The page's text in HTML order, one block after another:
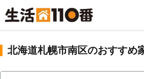
北海道札幌市南区のおすすめ